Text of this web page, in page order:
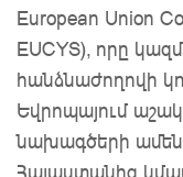
European Union
EUCYS), որը
հանձնաժողովի
Եվրոպայում
նախագծերի
Հայաստանից